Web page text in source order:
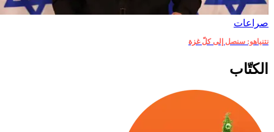
صراعات‎
نتنياهو: سنصل إلى كلّ غزة
الكتّاب